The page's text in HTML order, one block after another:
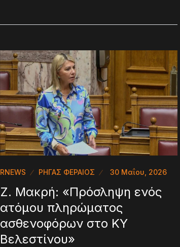
RNEWS ΡΗΓΑΣ ΦΕΡΑΙΟΣ 30 Μαΐου, 2026
Ζ. Μακρή: «Πρόσληψη ενός
ατόμου πληρώματος
ασθενοφόρων στο ΚΥ
Βελεστίνου»